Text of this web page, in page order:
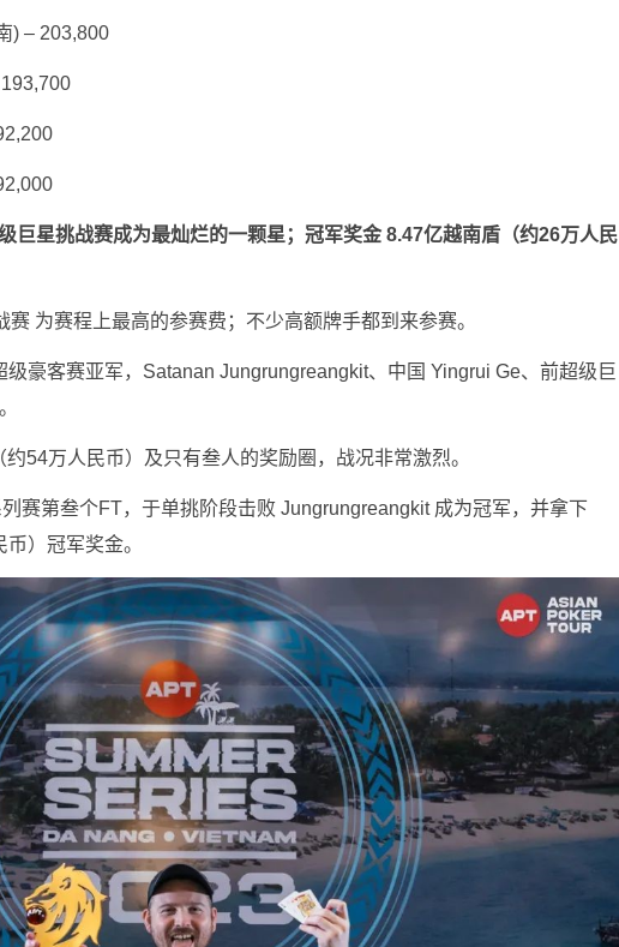
) – 203,800
巨星挑战赛成为最灿烂的一颗星；冠军奖金 8.47亿越南盾（约26万人民
为赛程上最高的参赛费；不少高额牌手都到来参赛。
豪客赛亚军，Satanan Jungrungreangkit、中国 Yingrui Ge、前超级巨
54万人民币）及只有叁人的奖励圈，战况非常激烈。
赛第叁个FT，于单挑阶段击败 Jungrungreangkit 成为冠军，并拿下
）冠军奖金。